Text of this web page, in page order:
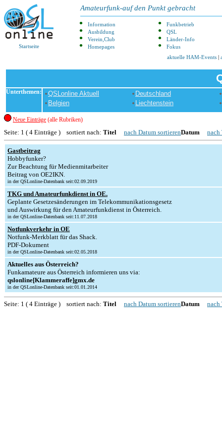
Startseite
Amateurfunk-auf den Punkt gebracht
Information
Funkbetrieb
Ausbildung
QSL
Verein,Club
Länder-Info
Homepages
Fokus
aktuelle HAM-Events
Unterthemen: QSLonline Aktuell
Deutschland
Belgien
Liechtenstein
Neue Einträge (alle Rubriken)
Seite: 1 ( 4 Einträge ) sortiert nach: Titel nach Datum sortierenDatum nach
Gastbeitrag
Hobbyfunker?
Zur Beachtung für Medienmitarbeiter
Beitrag von OE2IKN.
in der QSLonline-Datenbank seit:02.09.2019
TKG und Amateurfunkdienst in OE.
Geplante Gesetzesänderungen im Telekommunikationsgesetz
und Auswirkung für den Amateurfunkdienst in Österreich.
in der QSLonline-Datenbank seit:11.07.2018
Notfunkverkehr in OE
Notfunk-Merkblatt für das Shack.
PDF-Dokument
in der QSLonline-Datenbank seit:02.05.2018
Aktuelles aus Österreich?
Funkamateure aus Österreich informieren uns via:
qslonline[Klammeraffe]gmx.de
in der QSLonline-Datenbank seit:01.01.2014
Seite: 1 ( 4 Einträge ) sortiert nach: Titel nach Datum sortierenDatum nach